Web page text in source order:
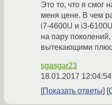
Это то, что я смог
меня цене. В чем
i7-4600U и i3-
на пару
вытекающими
sgasgar23
18.01.2017
Показать ответы